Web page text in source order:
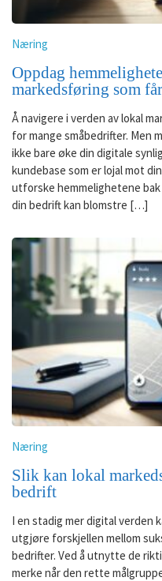
Næring
Oppdag
markedsføring som
Å navigere i verden av lokal
for mange småbedrifter. Men
ikke bare øke din digitale
kundebase som er lojal mot
utforske hemmelighetene
din bedrift kan blomstre […]
Næring
Slik kan lokal
bedrift
I en stadig mer digital verden
utgjøre forskjellen mellom
bedrifter. Ved å utnytte de
merke når den rette